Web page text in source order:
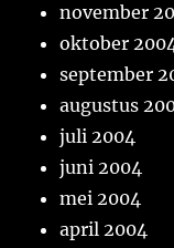
november
oktober
september
augustus
juli 2004
juni 2004
mei 2004
april 2004